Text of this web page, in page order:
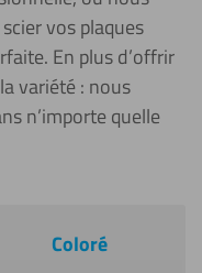
vos plaques
En plus d’offrir
variété : nous
n’importe quelle
Coloré